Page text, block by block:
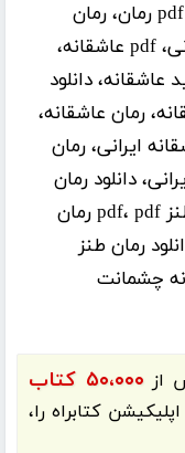
دانلود رمان جدید، رمان جدید، دانلود pdf رمان، رمان
ایرانی pdf، رمان pdf، دانلود رمان ایرانی، pdf عاشقانه،
عاشقانه، دانلود
رمان عاشقانه،
ایرانی، رمان
دانلود رمان
عاشقانه طنز، رمان طنز، دانلود رمان طنز pdf، pdf رمان
رمان طنز
چشمانت
از
۵۰،۰۰۰ کتاب
اپلیکیشنکتابراهرا،